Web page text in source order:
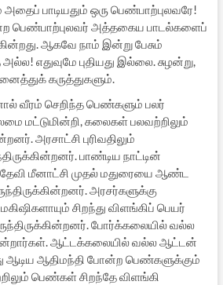
பாடியதும் ஒரு பெண்பாற்புலவரே!
பெண்பாற்புலவர் அத்தகைய பாடல்களைப்
ஆகவே நாம் இன்று பேசும்
எதுவுமே புதியது இல்லை. சுழன்று,
கருத்துகளும்.
வீரம் செறிந்த பெண்களும் பலர்
மட்டுமின்றி, கலைகள் பலவற்றிலும்
அரசாட்சி புரிவதிலும்
பாண்டிய நாட்டின்
தேவி மீனாட்சி முதல் மதுரையை ஆண்ட
அரசர்களுக்கு
சிறந்து விளங்கிப் பெயர்
போர்க்கலையில் வல்ல
ஆட்டக்கலையில் வல்ல ஆட்டன்
ஆடிய ஆதிமந்தி போன்ற பெண்களுக்கும்
பெண்கள் சிறந்தே விளங்கி